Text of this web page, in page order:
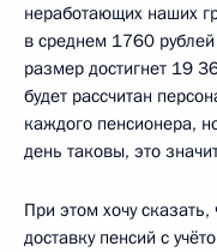
неработающих наших
в среднем 1760
размер достигнет 19
будет рассчитан
каждого пенсионера,
день таковы, это
При этом хочу
доставку пенсий с